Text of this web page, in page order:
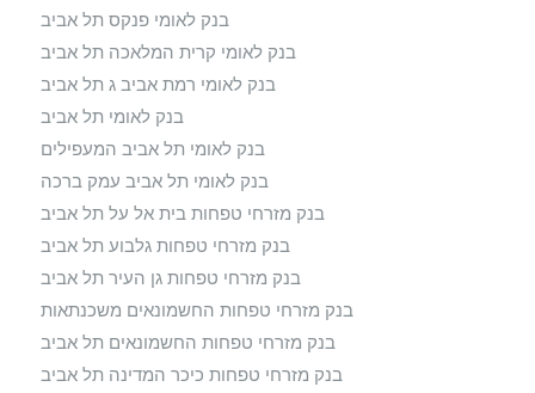
בנק לאומי פנקס תל אביב
בנק לאומי קרית המלאכה תל אביב
בנק לאומי רמת אביב ג תל אביב
בנק לאומי תל אביב
בנק לאומי תל אביב המעפילים
בנק לאומי תל אביב עמק ברכה
בנק מזרחי טפחות בית אל על תל אביב
בנק מזרחי טפחות גלבוע תל אביב
בנק מזרחי טפחות גן העיר תל אביב
בנק מזרחי טפחות החשמונאים משכנתאות
בנק מזרחי טפחות החשמונאים תל אביב
בנק מזרחי טפחות כיכר המדינה תל אביב